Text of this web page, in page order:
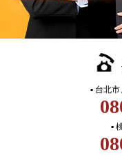
▪ 台北
▪